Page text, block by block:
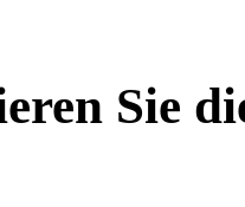
Sie